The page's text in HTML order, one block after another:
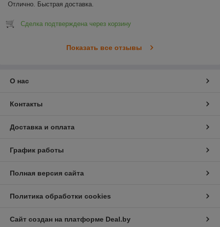
Отлично. Быстрая доставка.
Сделка подтверждена через корзину
Показать все отзывы
О нас
Контакты
Доставка и оплата
График работы
Полная версия сайта
Политика обработки cookies
Сайт создан на платформе Deal.by